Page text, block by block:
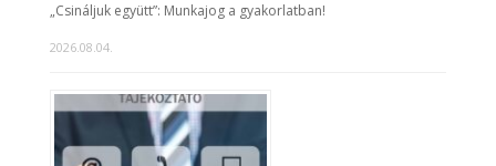
„Csináljuk együtt”: Munkajog a gyakorlatban!
2026.08.04.